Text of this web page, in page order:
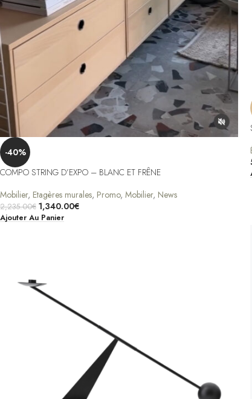
-40%
COMPO STRING D’EXPO – BLANC ET FRÊNE
Mobilier, Etagères murales, Promo, Mobilier, News
2,235.00€ 1,340.00€
Ajouter Au Panier